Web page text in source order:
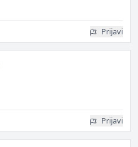
Prijavi
Prijavi